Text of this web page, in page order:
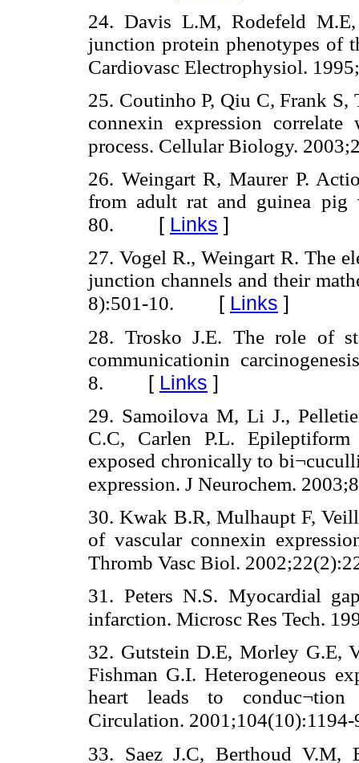
24. Davis L.M, Rodefeld
junction protein phenotypes of
Cardiovasc Electrophysiol.
25. Coutinho P, Qiu C, Frank S,
connexin expression
process. Cellular Biology.
26. Weingart R, Maurer P.
from adult rat and guinea pig
80. [ Links ]
27. Vogel R., Weingart R. The
junction channels and their
8):501-10. [ Links ]
28. Trosko J.E. The role of
communicationin
8. [ Links ]
29. Samoilova M, Li J.,
C.C, Carlen P.L.
exposed chronically to
expression. J Neurochem.
30. Kwak B.R, Mulhaupt F,
of vascular connexin
Thromb Vasc Biol.
31. Peters N.S. Myocardial
infarction. Microsc Res Tech.
32. Gutstein D.E, Morley G.E,
Fishman G.I. Heterogeneous
heart leads to conduc¬tion
Circulation. 2001;104(10):1194-
33. Saez J.C, Berthoud V.M,